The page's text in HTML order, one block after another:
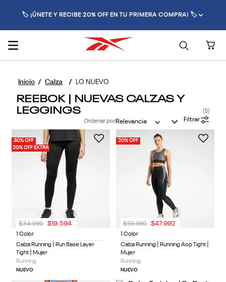
🏷️ ¡ÚNETE Y RECIBE 20% OFF EN TU PRIMERA COMPRA! 🏷️
Calza LO NUEVO
REEBOK | NUEVAS CALZAS Y
LEGGINGS 5
Ordenar porRelevancia Filtrar
30% OFF
20% OFF EXTRA
1 Color
Calza Running | Run Base Layer
Tight | Mujer
Running
NUEVO
$34.990 $19 .594
20% OFF
1 Color
Calza Running | Running Aop Tight |
Mujer
Running
NUEVO
$59.990 $47.992